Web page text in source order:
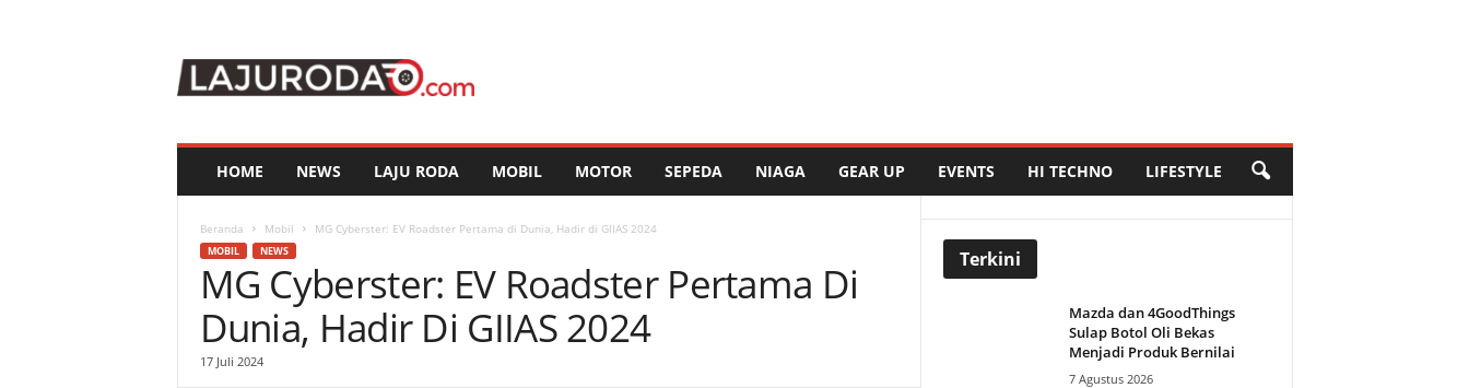
u
HOME NEWS LAJU RODA MOBIL MOTOR SEPEDA NIAGA GEAR UP EVENTS HI TECHNO LIFESTYLE
Beranda Mobil MG Cyberster: EV Roadster Pertama di Dunia, Hadir di GIIAS 2024
MOBIL NEWS
MG Cyberster: EV Roadster Pertama Di
Dunia, Hadir Di GIIAS 2024
17 Juli 2024
Terkini
Mazda dan 4GoodThings
Sulap Botol Oli Bekas
Menjadi Produk Bernilai
7 Agustus 2026